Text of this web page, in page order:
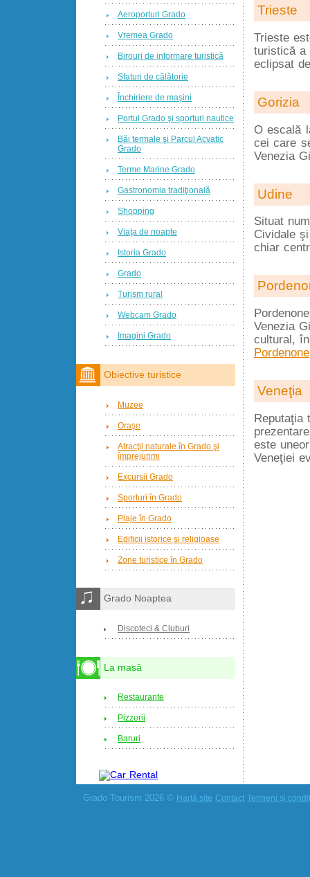
Trieste
Trieste
turistică a
eclipsat
Gorizia
O escală
cei care
Venezia
Udine
Situat
Cividale
chiar
Venezia
cultural,
Pordenone
Veneţia
Reputaţia
este
Veneţiei
Aeroporturi Grado
Vremea Grado
Birouri de informare turistică
Sfaturi de călătorie
Închiriere de maşini
Portul Grado şi sporturi nautice
Băi termale şi Parcul Acvatic
Grado
Terme Marine Grado
Gastronomia tradiţională
Shopping
Viaţa de noapte
Istoria Grado
Grado
Turism rural
Webcam Grado
Imagini Grado
Obiective turistice
Muzee
Oraşe
Atracţii naturale în Grado şi
împrejurimi
Excursii Grado
Sporturi în Grado
Plaje în Grado
Edificii istorice şi religioase
Zone turistice în Grado
Grado Noaptea
Discoteci & Cluburi
La masă
Restaurante
Pizzerii
Baruri
Grado Tourism 2026 © Hartă site Contact Termeni și